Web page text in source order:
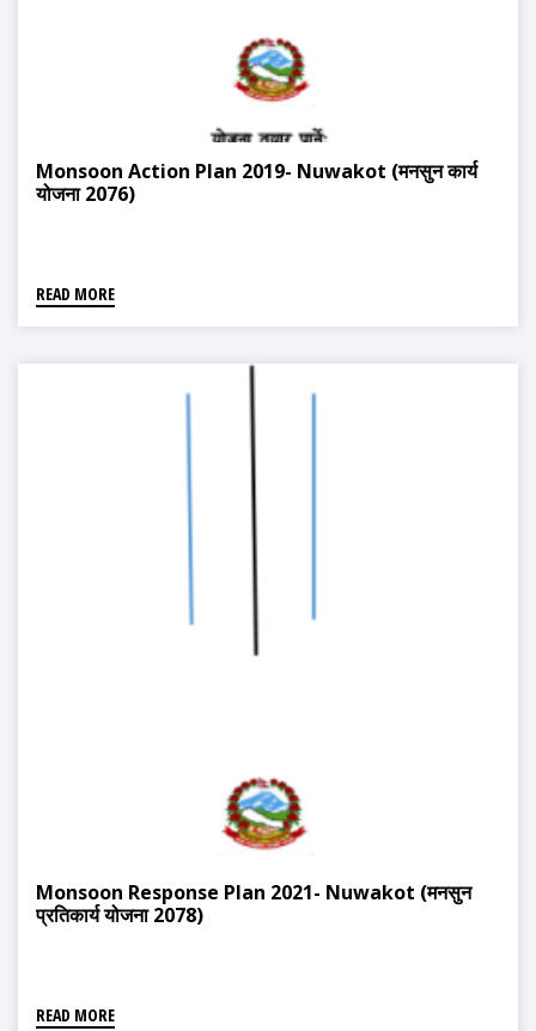
Monsoon Action Plan 2019- Nuwakot (मनसुन कार्य
योजना 2076)
READ MORE
Monsoon Response Plan 2021- Nuwakot (मनसुन
प्रतिकार्य योजना 2078)
READ MORE